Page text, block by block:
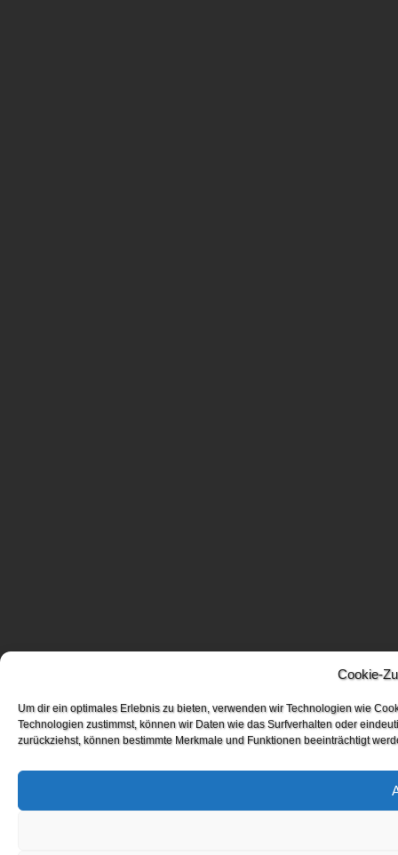
Cookie-
Um dir ein optimales Erlebnis zu bieten, verwenden wir Technologien wie
Technologien zustimmst, können wir Daten wie das Surfverhalten oder
zurückziehst, können bestimmte Merkmale und Funktionen beeinträchtigt